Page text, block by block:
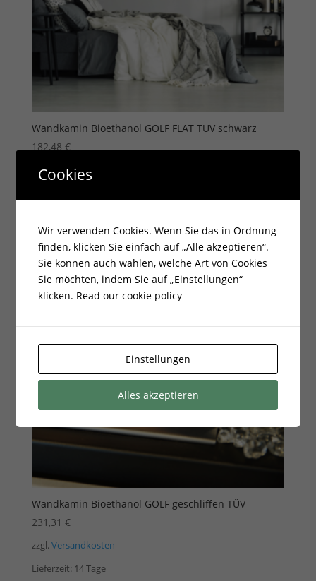
Wandkamin Bioethanol GOLF FLAT TÜV schwarz
182,48€
zzgl.Versandkosten
Wandkamin Bioethanol GOLF geschliffen TÜV
231,31 €
zzgl. Versandkosten
Lieferzeit: 14 Tage
Cookies
Wir verwenden Cookies. Wenn Sie das in Ordnung
finden, klicken Sie einfach auf „Alle akzeptieren“.
Sie können auch wählen, welche Art von Cookies
Sie möchten, indem Sie auf „Einstellungen“
klicken. Read our cookie policy
Einstellungen
Alles akzeptieren